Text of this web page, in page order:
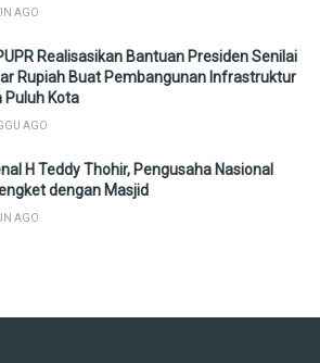
AGO
Realisasikan Bantuan Presiden Senilai
Rupiah Buat Pembangunan Infrastruktur
Puluh Kota
AGO
H Teddy Thohir, Pengusaha Nasional
dengan Masjid
AGO